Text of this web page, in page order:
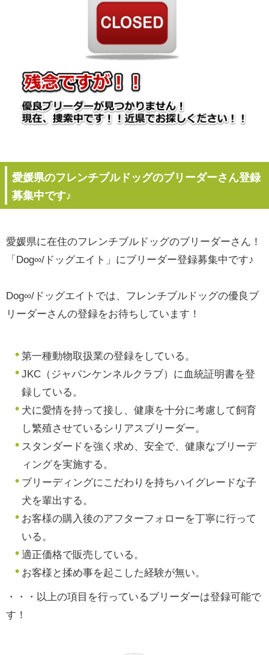
愛媛県のフレンチブルドッグのブリーダーさん登録
募集中です♪
愛媛県に在住のフレンチブルドッグのブリーダーさん！
「Dog∞/ドッグエイト」にブリーダー登録募集中です♪
Dog∞/ドッグエイトでは、フレンチブルドッグの優良ブ
リーダーさんの登録をお待ちしています！
第一種動物取扱業の登録をしている。
JKC（ジャパンケンネルクラブ）に血統証明書を登
録している。
犬に愛情を持って接し、健康を十分に考慮して飼育
し繁殖させているシリアスブリーダー。
スタンダードを強く求め、安全で、健康なブリーデ
ィングを実施する。
ブリーディングにこだわりを持ちハイグレードな子
犬を輩出する。
お客様の購入後のアフターフォローを丁寧に行って
いる。
適正価格で販売している。
お客様と揉め事を起こした経験が無い。
・・・以上の項目を行っているブリーダーは登録可能で
す！